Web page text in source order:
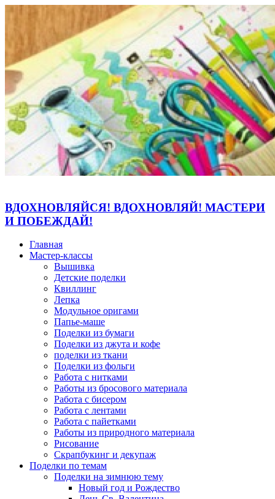
ВДОХНОВЛЯЙСЯ! ВДОХНОВЛЯЙ! МАСТЕРИ
И ПОБЕЖДАЙ!
Главная
Мастер-классы
Вышивка
Детские поделки
Квиллинг
Лепка
Модульное оригами
Папье-маше
Поделки из бумаги
Поделки из джута и кофе
поделки из ткани
Поделки из фольги
Работа с нитками
Работы из бросового материала
Работа с бисером
Работа с лентами
Работа с пайетками
Работы из природного материала
Рисование
Скрапбукинг и декупаж
Поделки по темам
Поделки на зимнюю тему
Новый год и Рождество